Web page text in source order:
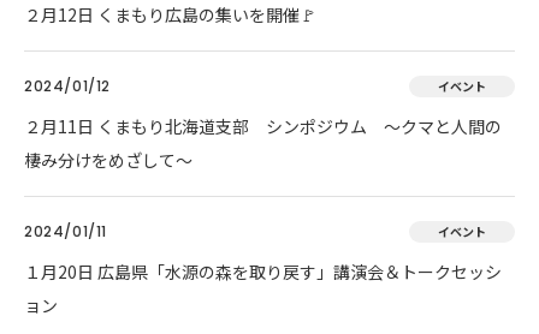
２月12日 くまもり広島の集いを開催🚩
2024/01/12 イベント
２月11日 くまもり北海道支部 シンポジウム ～クマと人間の
棲み分けをめざして～
2024/01/11 イベント
１月20日 広島県「水源の森を取り戻す」講演会＆トークセッシ
ョン